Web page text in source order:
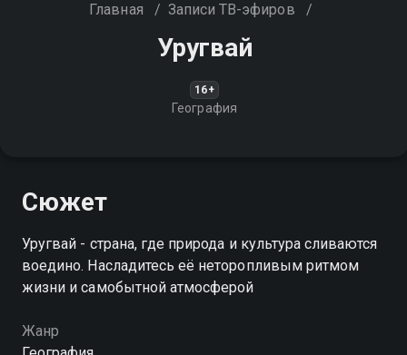
Главная / Записи ТВ-эфиров /
Уругвай
16+
География
Сюжет
Уругвай - страна, где природа и культура сливаются
воедино. Насладитесь её неторопливым ритмом
жизни и самобытной атмосферой
Жанр